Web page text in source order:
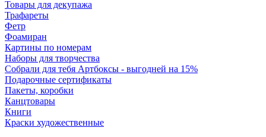
Товары для декупажа
Трафареты
Фетр
Фоамиран
Картины по номерам
Наборы для творчества
Собрали для тебя Артбоксы - выгодней на 15%
Подарочные сертификаты
Пакеты, коробки
Канцтовары
Книги
Краски художественные